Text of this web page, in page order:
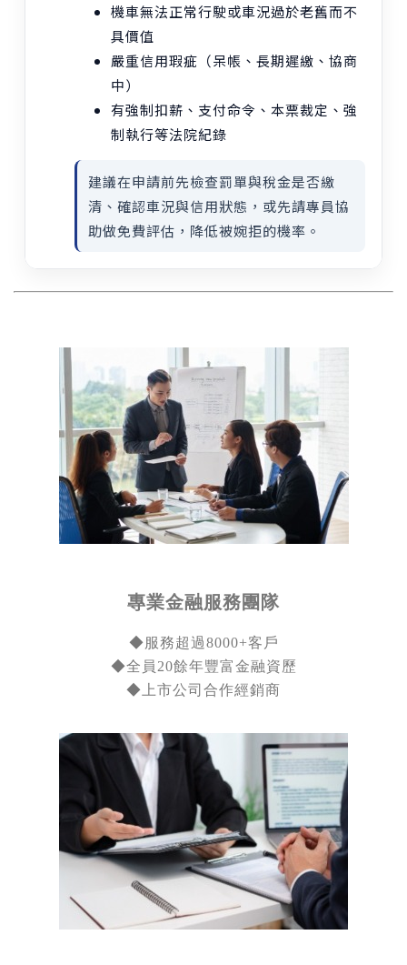
機車無法正常行駛或車況過於老舊而不
具價值
嚴重信用瑕疵（呆帳、長期遲繳、協商
中）
有強制扣薪、支付命令、本票裁定、強
制執行等法院紀錄
建議在申請前先檢查罰單與稅金是否繳
清、確認車況與信用狀態，或先請專員協
助做免費評估，降低被婉拒的機率。
專業金融服務團隊
◆服務超過8000+客戶
◆全員20餘年豐富金融資歷
◆上市公司合作經銷商